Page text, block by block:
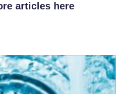
articles here